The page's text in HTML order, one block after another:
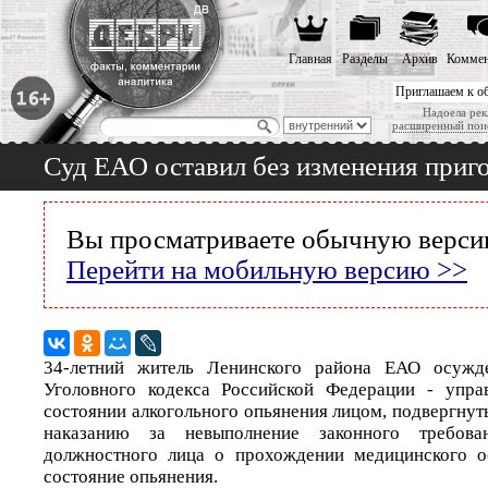
Приглашаем к
Надоела
расширенный
Главная Разделы Архив
Суд ЕАО оставил без изменения
Вы просматриваете обычную
Перейти на мобильную версию >>
34-летний житель Ленинского района ЕАО
Уголовного кодекса Российской Федерации -
состоянии алкогольного опьянения лицом,
наказанию за невыполнение законного
должностного лица о прохождении медицинского
состояние опьянения.